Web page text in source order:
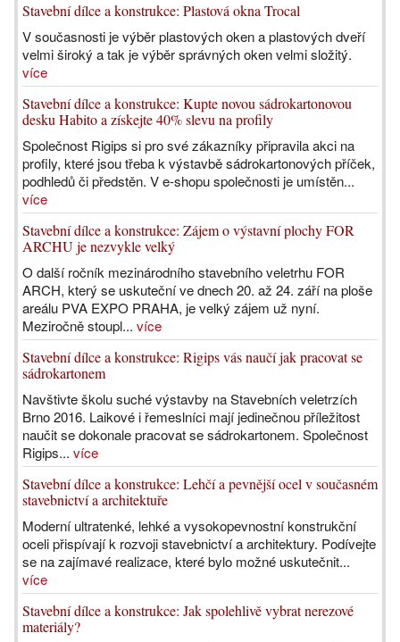
Stavební dílce a konstrukce: Plastová okna Trocal
V současnosti je výběr plastových oken a plastových dveří
velmi široký a tak je výběr správných oken velmi složitý.
více
Stavební dílce a konstrukce: Kupte novou sádrokartonovou
desku Habito a získejte 40% slevu na profily
Společnost Rigips si pro své zákazníky připravila akci na
profily, které jsou třeba k výstavbě sádrokartonových příček,
podhledů či předstěn. V e-shopu společnosti je umístěn...
více
Stavební dílce a konstrukce: Zájem o výstavní plochy FOR
ARCHU je nezvykle velký
O další ročník mezinárodního stavebního veletrhu FOR
ARCH, který se uskuteční ve dnech 20. až 24. září na ploše
areálu PVA EXPO PRAHA, je velký zájem už nyní.
Meziročně stoupl... více
Stavební dílce a konstrukce: Rigips vás naučí jak pracovat se
sádrokartonem
Navštivte školu suché výstavby na Stavebních veletrzích
Brno 2016. Laikové i řemeslníci mají jedinečnou příležitost
naučit se dokonale pracovat se sádrokartonem. Společnost
Rigips... více
Stavební dílce a konstrukce: Lehčí a pevnější ocel v současném
stavebnictví a architektuře
Moderní ultratenké, lehké a vysokopevnostní konstrukční
oceli přispívají k rozvoji stavebnictví a architektury. Podívejte
se na zajímavé realizace, které bylo možné uskutečnit...
více
Stavební dílce a konstrukce: Jak spolehlivě vybrat nerezové
materiály?